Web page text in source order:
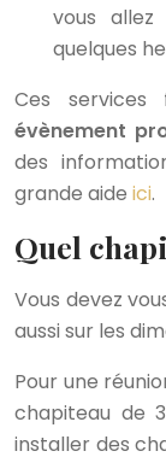
vous
quelques
Ces services
évènement
des
grande aide ici.
Quel
Vous devez
aussi sur les
Pour une
chapiteau de
installer des